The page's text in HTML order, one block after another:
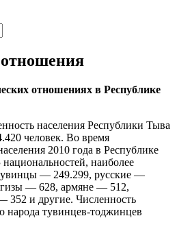
отношениях в Республике
населения Республики Тыва
человек. Во время
2010 года в Республике
наиболее
— 249.299, русские —
— 628, армяне — 512,
и другие. Численность
народа тувинцев-тоджинцев